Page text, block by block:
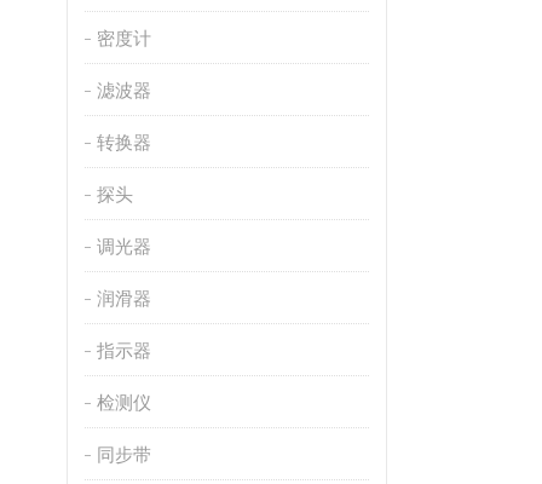
密度计
滤波器
转换器
探头
调光器
润滑器
指示器
检测仪
同步带